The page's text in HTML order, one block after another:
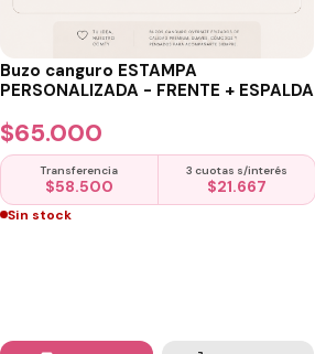
Buzo canguro ESTAMPA
PERSONALIZADA - FRENTE + ESPALDA
$65.000
Transferencia
$58.500
3 cuotas s/interés
$21.667
Sin stock